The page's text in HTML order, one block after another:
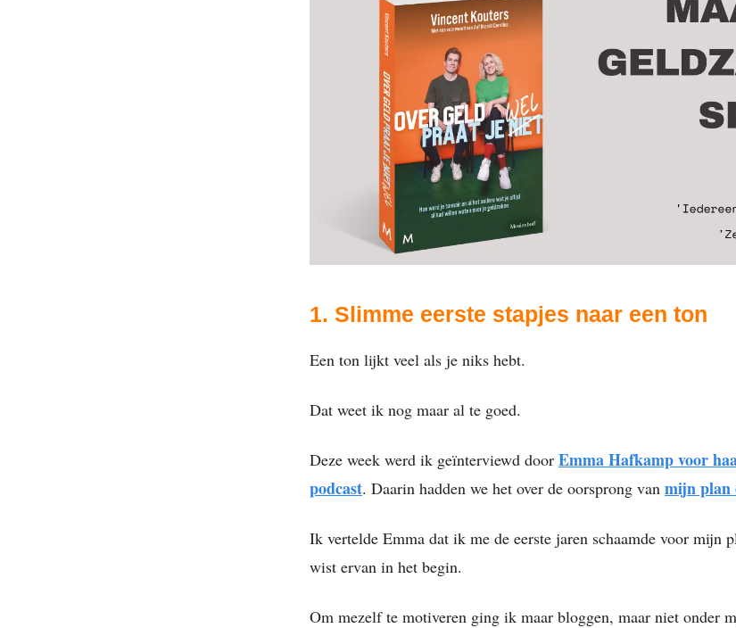
1. Slimme eerste stapjes naar een ton
Een ton lijkt veel als je niks hebt.
Dat weet ik nog maar al te goed.
Deze week werd ik geïnterviewd door Emma Hafkamp voor
podcast. Daarin hadden we het over de oorsprong van mijn plan
Ik vertelde Emma dat ik me de eerste jaren schaamde voor mijn
wist ervan in het begin.
Om mezelf te motiveren ging ik maar bloggen, maar niet onder